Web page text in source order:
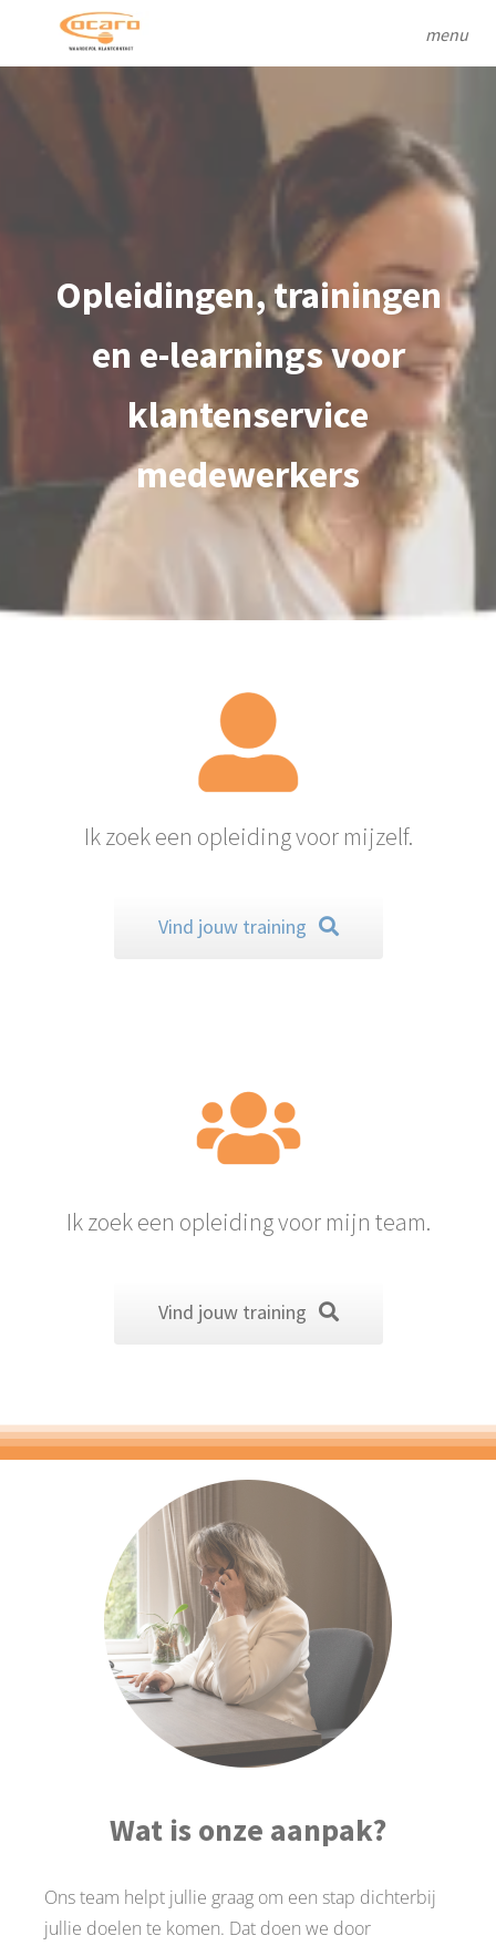
menu
Opleidingen, trainingen
en e-learnings voor
klantenservice
medewerkers
Ik zoek een opleiding voor mijzelf.
Vind jouw training
Ik zoek een opleiding voor mijn team.
Vind jouw training
Wat is onze aanpak?
Ons team helpt jullie graag om een stap dichterbij
jullie doelen te komen. Dat doen we door